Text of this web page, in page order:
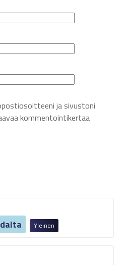
Yleinen
ja sivustoni
kommentointikertaa